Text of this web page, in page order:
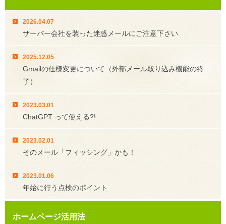
2026.04.07
サーバー会社を装った迷惑メールにご注意下さい
2025.12.05
Gmailの仕様変更について（外部メール取り込み機能の終
了）
2023.03.01
ChatGPT って使える?!
2023.02.01
そのメール「フィッシング」かも！
2023.01.06
年始に行う点検のポイント
ホームページ活用法